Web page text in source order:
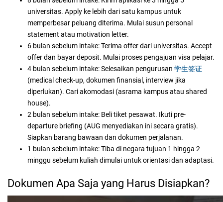
universitas. Apply ke lebih dari satu kampus untuk
memperbesar peluang diterima. Mulai susun personal
statement atau motivation letter.
6 bulan sebelum intake:Terima offer dari universitas. Accept
offer dan bayar deposit. Mulai proses pengajuan visa pelajar.
4 bulan sebelum intake:Selesaikan pengurusan 学生签证
(medical check-up, dokumen finansial, interview jika
diperlukan). Cari akomodasi (asrama kampus atau shared
house).
2 bulan sebelum intake: Beli tiket pesawat. Ikuti pre-
departure briefing (AUG menyediakan ini secara gratis).
Siapkan barang bawaan dan dokumen perjalanan.
1 bulan sebelum intake:Tiba di negara tujuan 1 hingga 2
minggu sebelum kuliah dimulai untuk orientasi dan adaptasi.
Dokumen Apa Saja yang Harus Disiapkan?